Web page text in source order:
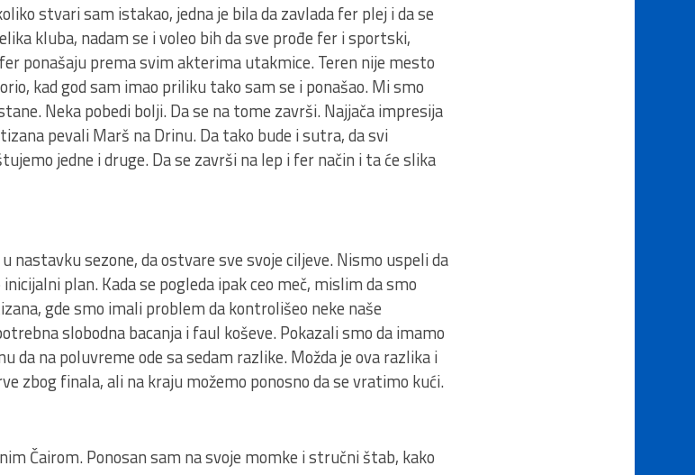
stvari sam istakao, jedna je bila da zavlada fer plej i da se
kluba, nadam se i voleo bih da sve prođe fer i sportski,
ponašaju prema svim akterima utakmice. Teren nije mesto
kad god sam imao priliku tako sam se i ponašao. Mi smo
Neka pobedi bolji. Da se na tome završi. Najjača impresija
pevali Marš na Drinu. Da tako bude i sutra, da svi
jedne i druge. Da se završi na lep i fer način i ta će slika
nastavku sezone, da ostvare sve svoje ciljeve. Nismo uspeli da
plan. Kada se pogleda ipak ceo meč, mislim da smo
gde smo imali problem da kontrolišeo neke naše
slobodna bacanja i faul koševe. Pokazali smo da imamo
da na poluvreme ode sa sedam razlike. Možda je ova razlika i
zbog finala, ali na kraju možemo ponosno da se vratimo kući.
Čairom. Ponosan sam na svoje momke i stručni štab, kako